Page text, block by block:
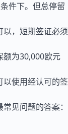
件下。但总停留
，短期签证必须
额为30,000欧元
以使用经认可的签
见问题的答案：